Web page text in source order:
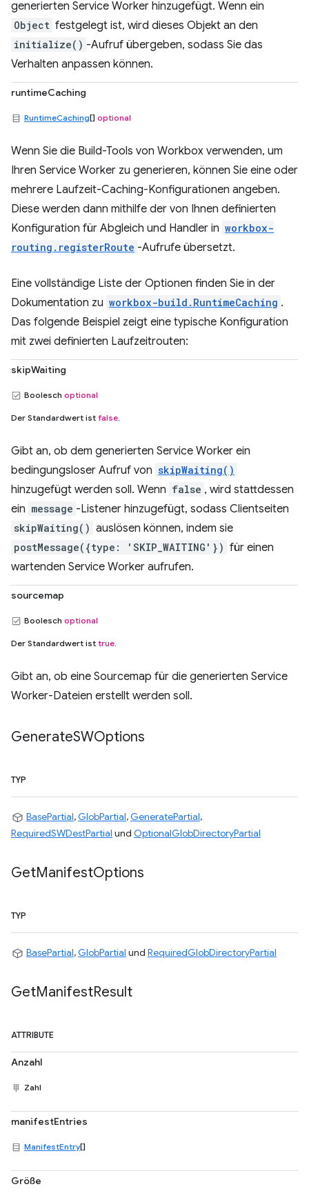
generierten Service Worker hinzugefügt. Wenn ein
Object festgelegt ist, wird dieses Objekt an den
initialize() -Aufruf übergeben, sodass Sie das
Verhalten anpassen können.
runtimeCaching
RuntimeCaching[] optional
Wenn Sie die Build-Tools von Workbox verwenden, um
Ihren Service Worker zu generieren, können Sie eine oder
mehrere Laufzeit-Caching-Konfigurationen angeben.
Diese werden dann mithilfe der von Ihnen definierten
Konfiguration für Abgleich und Handler in workbox-
routing.registerRoute -Aufrufe übersetzt.
Eine vollständige Liste der Optionen finden Sie in der
Dokumentation zu workbox-build.RuntimeCaching .
Das folgende Beispiel zeigt eine typische Konfiguration
mit zwei definierten Laufzeitrouten:
skipWaiting
Boolesch optional
Der Standardwert ist false.
Gibt an, ob dem generierten Service Worker ein
bedingungsloser Aufruf von skipWaiting()
hinzugefügt werden soll. Wenn false , wird stattdessen
ein message -Listener hinzugefügt, sodass Clientseiten
skipWaiting() auslösen können, indem sie
postMessage({type: 'SKIP_WAITING'}) für einen
wartenden Service Worker aufrufen.
sourcemap
Boolesch optional
Der Standardwert ist true.
Gibt an, ob eine Sourcemap für die generierten Service
Worker-Dateien erstellt werden soll.
GenerateSWOptions
TYP
BasePartial,GlobPartial,GeneratePartial,
RequiredSWDestPartial und OptionalGlobDirectoryPartial
GetManifestOptions
TYP
BasePartial,GlobPartial und RequiredGlobDirectoryPartial
GetManifestResult
ATTRIBUTE
Anzahl
Zahl
manifestEntries
ManifestEntry[]
Größe